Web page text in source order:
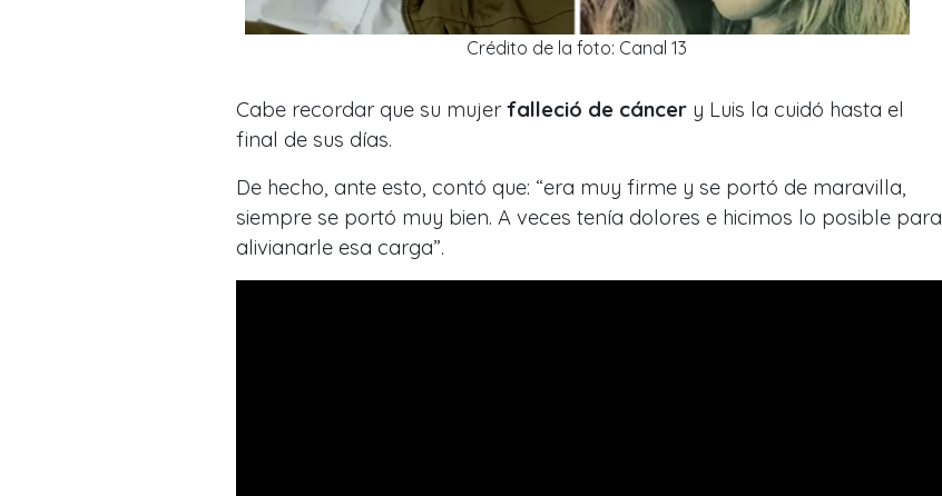
Crédito de la foto: Canal 13
Cabe recordar que su mujer falleció de cáncer y Luis la cuidó hasta el
final de sus días.
De hecho, ante esto, contó que: “era muy firme y se portó de maravilla,
siempre se portó muy bien. A veces tenía dolores e hicimos lo posible para
alivianarle esa carga”.